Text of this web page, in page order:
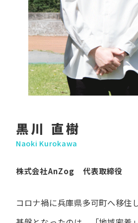
黒川 直樹
Naoki Kurokawa
株式会社AnZog 代表取締役
コロナ禍に​兵庫県多可町へ​移住